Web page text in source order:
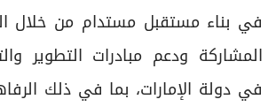
في بناء مستقبل مستدام من خلال
المشاركة ودعم مبادرات التطوير
في دولة الإمارات، بما في ذلك